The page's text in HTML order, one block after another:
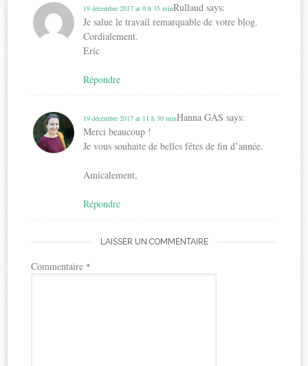
Rullaud says:
19 décembre 2017 at 0 h 35 min
Je salue le travail remarquable de votre blog.
Cordialement.
Eric
Répondre
Hanna GAS says:
19 décembre 2017 at 11 h 30 min
Merci beaucoup !
Je vous souhaite de belles fêtes de fin d’année.
Amicalement,
Répondre
LAISSER UN COMMENTAIRE
Commentaire *